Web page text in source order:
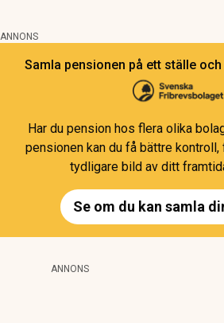
ANNONS
Samla pensionen på ett ställe
Har du pension hos flera olika
pensionen kan du få bättre
tydligare bild av ditt
Se om du kan samla
ANNONS